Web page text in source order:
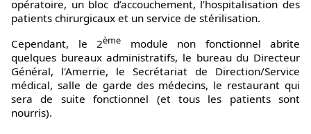
opératoire, un bloc d’accouchement, l’hospitalisation des
patients chirurgicaux et un service de stérilisation.
Cependant, le 2ème module non fonctionnel abrite
quelques bureaux administratifs, le bureau du Directeur
Général, l'Amerrie, le Secrétariat de Direction/Service
médical, salle de garde des médecins, le restaurant qui
sera de suite fonctionnel (et tous les patients sont
nourris).